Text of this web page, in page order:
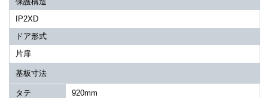
IP2XD
ドア形式
片扉
基板寸法
タテ
920mm